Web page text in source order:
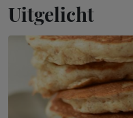
Uitgelicht